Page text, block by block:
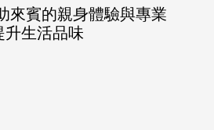
來賓的親身體驗與專業
升生活品味